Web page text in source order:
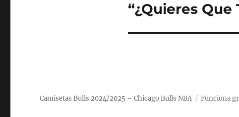
Entrada
“¿Quieres Que
Camisetas Bulls 2024/2025 – Chicago Bulls NBA Funciona